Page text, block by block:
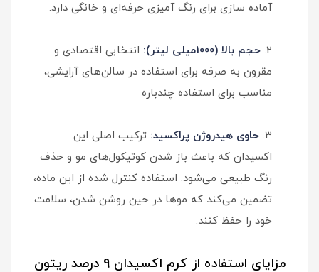
آماده سازی برای رنگ آمیزی حرفه‌ای و خانگی دارد.
2. حجم بالا (1000میلی لیتر):
انتخابی اقتصادی و
مقرون به صرفه برای استفاده در سالن‌های آرایشی،
مناسب برای استفاده چندباره
3. حاوی هیدروژن پراکسید: ترکیب اصلی این
اکسیدان که باعث باز شدن کوتیکول‌های مو و حذف
رنگ طبیعی می‌شود. استفاده کنترل شده از این ماده،
تضمین می‌کند که موها در حین روشن شدن، سلامت
خود را حفظ کنند.
مزایای استفاده از کرم اکسیدان 9 درصد ریتون